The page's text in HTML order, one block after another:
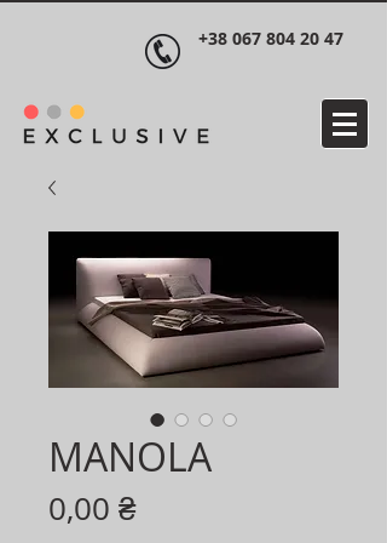
+38 067 804 20 47
MANOLA
0,00 ₴Ціна